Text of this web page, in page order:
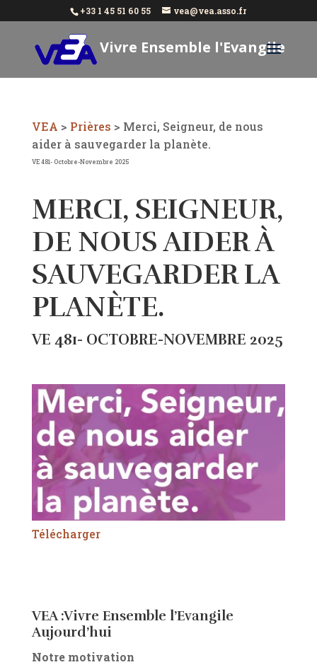
+33 1 45 51 60 55 vea@vea.asso.fr
Vivre Ensemble l'Evangile
VEA > Prières > Merci, Seigneur, de nous
aider à sauvegarder la planète.
VE 481- Octobre-Novembre 2025
MERCI, SEIGNEUR,
DE NOUS AIDER À
SAUVEGARDER LA
PLANÈTE.
VE 481- OCTOBRE-NOVEMBRE 2025
Télécharger
VEA :Vivre Ensemble l’Evangile
Aujourd’hui
Notre motivation